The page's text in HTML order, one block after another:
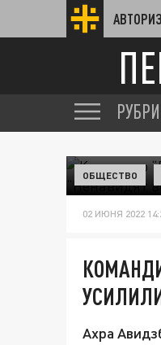
ОБЩЕСТВО
02 ИЮНЯ 2022
Ахра